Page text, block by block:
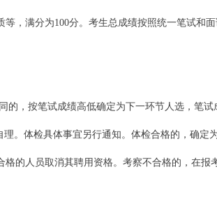
满分为100分。考生总成绩按照统一笔试和
，按笔试成绩高低确定为下一环节人选，笔
。体检具体事宜另行通知。体检合格的，确定
人员取消其聘用资格。考察不合格的，在报